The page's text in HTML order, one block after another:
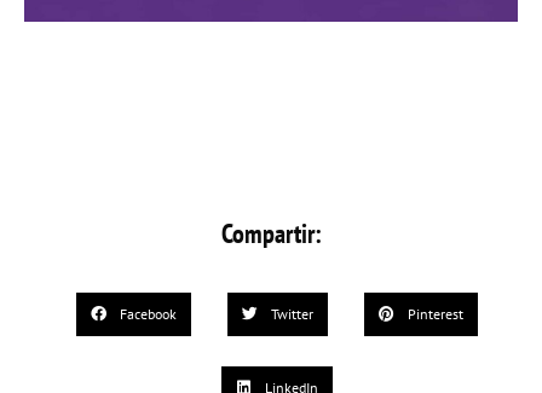
Compartir:
Facebook Twitter Pinterest
LinkedIn